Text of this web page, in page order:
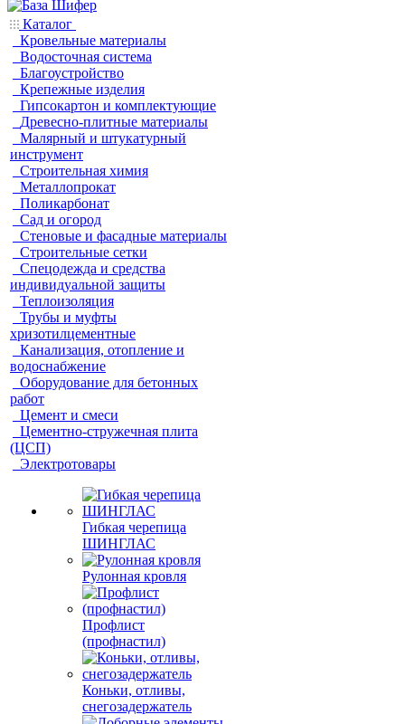
Каталог
Кровельные материалы
Водосточная система
Благоустройство
Крепежные изделия
Гипсокартон и комплектующие
Древесно-плитные материалы
Малярный и штукатурный
инструмент
Строительная химия
Металлопрокат
Поликарбонат
Сад и огород
Стеновые и фасадные материалы
Строительные сетки
Спецодежда и средства
индивидуальной защиты
Теплоизоляция
Трубы и муфты
хризотилцементные
Канализация, отопление и
водоснабжение
Оборудование для бетонных
работ
Цемент и смеси
Цементно-стружечная плита
(ЦСП)
Электротовары
Гибкая черепица
ШИНГЛАС
Рулонная кровля
Профлист
(профнастил)
Коньки, отливы,
снегозадержатель